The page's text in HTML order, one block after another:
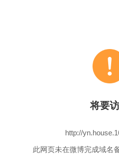
将要
此网页未在微博完成域名